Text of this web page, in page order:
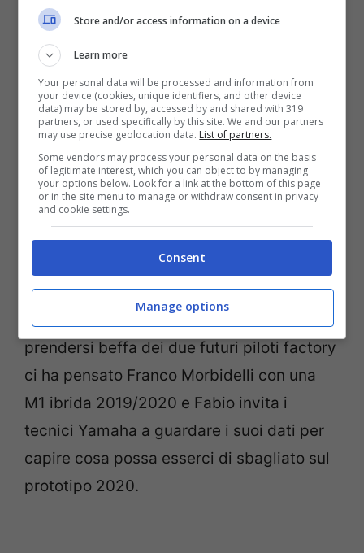
Fabio Quartararo sembrava destinato ad
essere l’anti-Marquez, vincendo le prime
due gare di Jerez, prima di dissolversi tra
Brno e Austria. A quel punto sembrava
chiaro che il binomioQuartararo-Yamaha
non fosse indissolubile. Eppure il francese
guarda con maggiore ottimismo al 2021.
“Ci sarà sicuramente una soluzione, la
moto dell’anno scorso ha funzionato
benissimo. Devi solo trovare un modo per
migliorare dove stiamo lottando”. A
prendersi beffa dei due futuri piloti factory
ci ha pensato Franco Morbidelli con una
M1 ibrida 2019/2020 e Fabio invita i
tecnici Yamaha a guardare i suoi dati per
capire cosa possa esserci di sbagliato sul
prototipo 2020.
Store and/or access information on a device
Learn more
Your personal data will be processed and information from
your device (cookies, unique identifiers, and other device
data) may be stored by, accessed by and shared with 319
partners, or used specifically by this site. We and our partners
may use precise geolocation data. List of partners.
Some vendors may process your personal data on the basis
of legitimate interest, which you can object to by managing
your options below. Look for a link at the bottom of this page
or in the site menu to manage or withdraw consent in privacy
and cookie settings.
Consent
Manage options